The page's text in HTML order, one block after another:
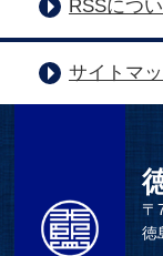
RSSにつ
サイトマ
〒
徳